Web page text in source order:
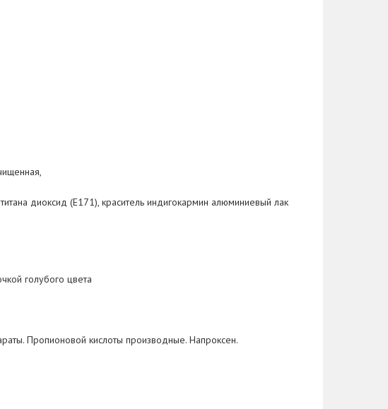
диоксид (E171), краситель индигокармин алюминиевый лак
голубого цвета
Пропионовой кислоты производные. Напроксен.